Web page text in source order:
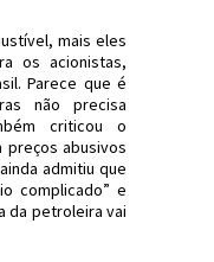
mais eles
os acionistas,
Parece que é
não precisa
criticou o
abusivos
admitiu que
complicado” e
da petroleira vai